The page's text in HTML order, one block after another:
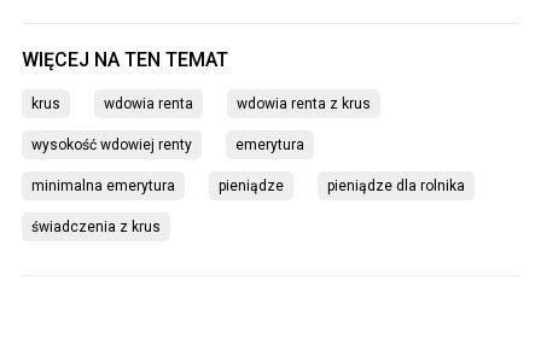
krus wdowia renta wdowia renta z krus
wysokość wdowiej renty emerytura
minimalna emerytura pieniądze pieniądze dla rolnika
świadczenia z krus